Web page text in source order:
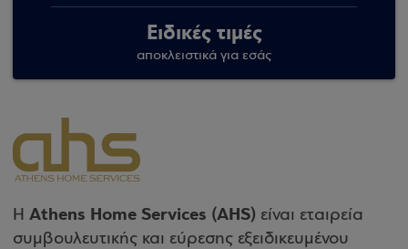
Ειδικές τιμές
αποκλειστικά για εσάς
Η Athens Home Services (ΑΗS) είναι εταιρεία
συμβουλευτικής και εύρεσης εξειδικευμένου